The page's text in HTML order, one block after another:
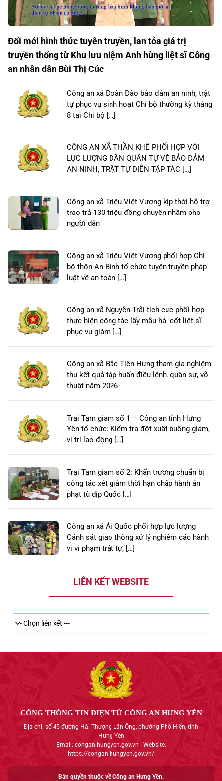
Đổi mới hình thức tuyên truyền, lan tỏa giá trị
truyền thống từ Khu lưu niệm Anh hùng liệt sĩ Công
an nhân dân Bùi Thị Cúc
Công an xã Đoàn Đào bảo đảm an ninh, trật
tự phục vụ sinh hoạt Chi bộ thường kỳ tháng
8 tại Chi bộ […]
CÔNG AN XÃ THẦN KHÊ PHỐI HỢP VỚI
LỰC LƯỢNG DÂN QUÂN TỰ VỆ BẢO ĐẢM
AN NINH, TRẬT TỰ DIỄN TẬP TÁC […]
Công an xã Triệu Việt Vương kịp thời hỗ trợ
trao trả 130 triệu đồng chuyển nhầm cho
người dân
Công an xã Triệu Việt Vương phối hợp Chi
bộ thôn An Bình tổ chức tuyên truyền pháp
luật về an toàn […]
Công an xã Nguyễn Trãi tích cực phối hợp
thực hiện công tác lấy mẫu hài cốt liệt sĩ
phục vụ giám […]
Công an xã Bắc Tiên Hưng tham gia nghiệm
thu kết quả tập huấn điều lệnh, quân sự, võ
thuật năm 2026
Trại Tạm giam số 1 – Công an tỉnh Hưng
Yên tổ chức: Kiểm tra đột xuất buồng giam,
vị trí lao động […]
Trại Tạm giam số 2: Khẩn trương chuẩn bị
công tác xét giảm thời hạn chấp hành án
phạt tù dịp Quốc […]
Công an xã Ái Quốc phối hợp lực lượng
Cảnh sát giao thông xử lý nghiêm các hành
vi vi phạm trật tự, […]
LIÊN KẾT WEBSITE
CỔNG THÔNG TIN ĐIỆN TỬ CÔNG AN HƯNG YÊN
Địa chỉ: số 45 đường Hải Thượng Lãn Ông, phường Phố Hiến, tỉnh
Hưng Yên
Email: congan.hungyen.gov.vn - Website:
https://congan.hungyen.gov.vn/
Bản quyền thuộc về Công an Hưng Yên.